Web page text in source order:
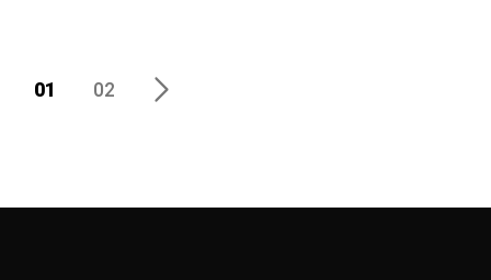
01 02